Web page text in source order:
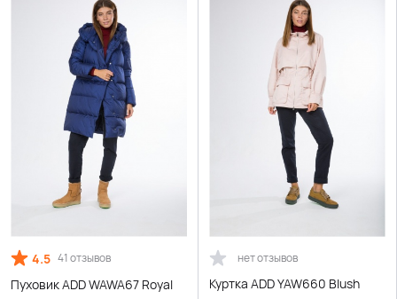
4.5 41 отзывов
Пуховик ADD WAWA67 Royal
нет отзывов
Куртка ADD YAW660 Blush